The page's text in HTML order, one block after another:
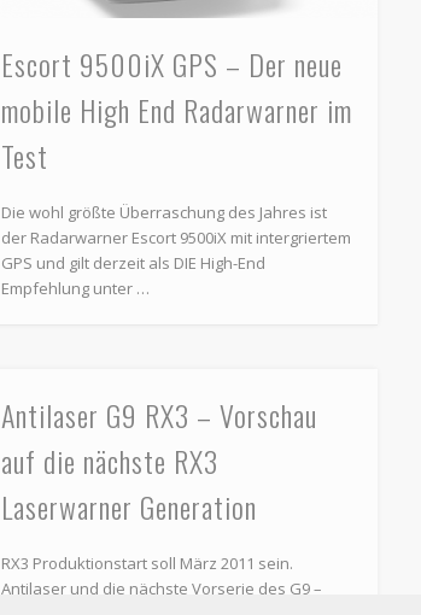
Escort 9500iX GPS – Der neue
mobile High End Radarwarner im
Test
Die wohl größte Überraschung des Jahres ist
der Radarwarner Escort 9500iX mit intergriertem
GPS und gilt derzeit als DIE High-End
Empfehlung unter …
Antilaser G9 RX3 – Vorschau
auf die nächste RX3
Laserwarner Generation
RX3 Produktionstart soll März 2011 sein.
Antilaser und die nächste Vorserie des G9 –